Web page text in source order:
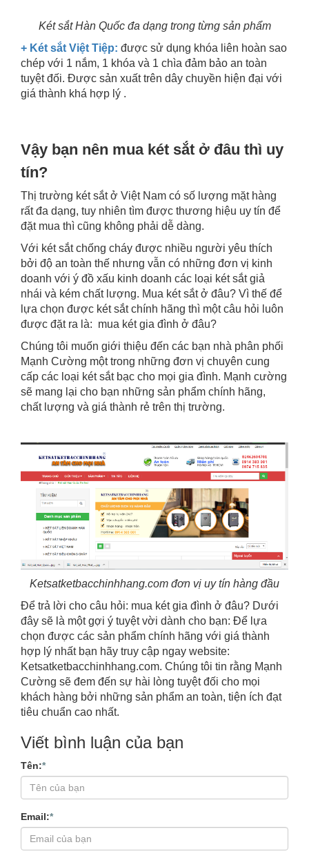
Két sắt Hàn Quốc đa dạng trong từng sản phẩm
+ Két sắt Việt Tiệp: được sử dụng khóa liên hoàn sao
chép với 1 nắm, 1 khóa và 1 chìa đảm bảo an toàn
tuyệt đối. Được sản xuất trên dây chuyền hiện đại với
giá thành khá hợp lý .
Vậy bạn nên mua két sắt ở đâu thì uy
tín?
Thị trường két sắt ở Việt Nam có số lượng mặt hàng
rất đa dạng, tuy nhiên tìm được thương hiệu uy tín để
đặt mua thì cũng không phải dễ dàng.
Với két sắt chống cháy được nhiều người yêu thích
bởi độ an toàn thế nhưng vẫn có những đơn vị kinh
doanh với ý đồ xấu kinh doanh các loại két sắt giả
nhái và kém chất lượng. Mua két sắt ở đâu? Vì thế để
lựa chọn được két sắt chính hãng thì một câu hỏi luôn
được đặt ra là: mua két gia đình ở đâu?
Chúng tôi muốn giới thiệu đến các bạn nhà phân phối
Mạnh Cường một trong những đơn vị chuyên cung
cấp các loại két sắt bạc cho mọi gia đình. Mạnh cường
sẽ mang lại cho bạn những sản phẩm chính hãng,
chất lượng và giá thành rẻ trên thị trường.
Ketsatketbacchinhhang.com đơn vị uy tín hàng đầu
Để trả lời cho câu hỏi: mua két gia đình ở đâu? Dưới
đây sẽ là một gợi ý tuyệt vời dành cho bạn: Để lựa
chọn được các sản phẩm chính hãng với giá thành
hợp lý nhất bạn hãy truy cập ngay website:
Ketsatketbacchinhhang.com. Chúng tôi tin rằng Mạnh
Cường sẽ đem đến sự hài lòng tuyệt đối cho mọi
khách hàng bởi những sản phẩm an toàn, tiện ích đạt
tiêu chuẩn cao nhất.
Viết bình luận của bạn
Tên:*
Email:*